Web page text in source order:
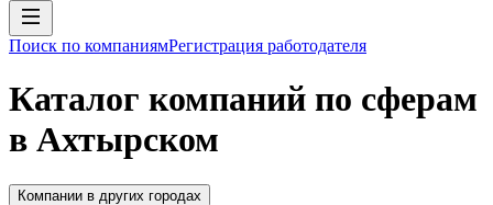
Поиск по компаниямРегистрация работодателя
Каталог компаний по сферам
в Ахтырском
Компании в других городах